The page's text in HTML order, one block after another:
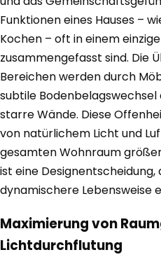
Funktionen eines Hauses –
Kochen – oft in einem
zusammengefasst sind. Die
Bereichen werden durch
subtile
starre Wände. Diese
von natürlichem Licht und
gesamten Wohnraum
ist eine
dynamischere Lebensweise
Maximierung von
Lichtdurchflutung